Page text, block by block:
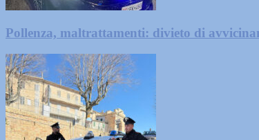
Pollenza, maltrattamenti: divieto di